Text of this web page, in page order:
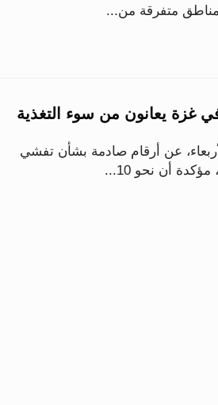
مناطق متفرقة من...
غزة يعانون من سوء التغذية
عن أرقام صادمة بشأن تفشي
أن نحو 10...